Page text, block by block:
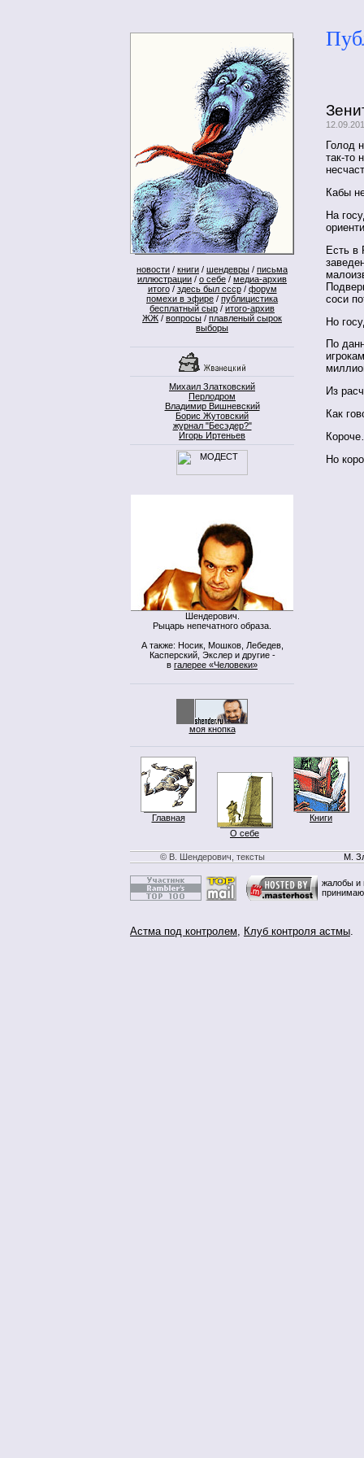
новости / книги / шендевры / письма
иллюстрации / о себе / медиа-архив
итого/ здесь был ссср/ форум
помехи в эфире / публицистика
бесплатный сыр / итого-архив
ЖЖ / вопросы / плавленый сырок
выборы
Михаил Златковский
Перлодром
Владимир Вишневский
Борис Жутовский
журнал "Бесэдер?"
Игорь Иртеньев
Шендерович.
Рыцарь непечатного образа.
А также: Носик, Мошков, Лебедев,
Касперский, Экслер и другие -
в галерее «Человеки»
моя кнопка
Голод
так-то
Кабы
На
Есть в
соси
Но
По
Из
Как
Но
Главная
О себе
Книги
© В. Шендерович, тексты М.
жалобы и
Астма под контролем, Клуб контроля астмы.